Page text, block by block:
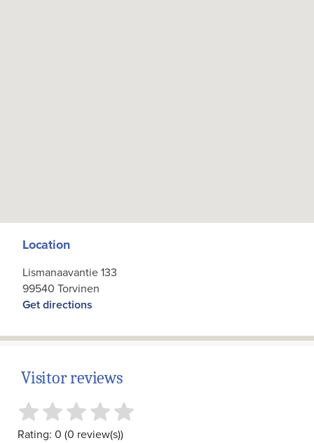
Location
Lismanaavantie 133
99540 Torvinen
Get directions
Visitor reviews
Rating: 0 (0 review(s))